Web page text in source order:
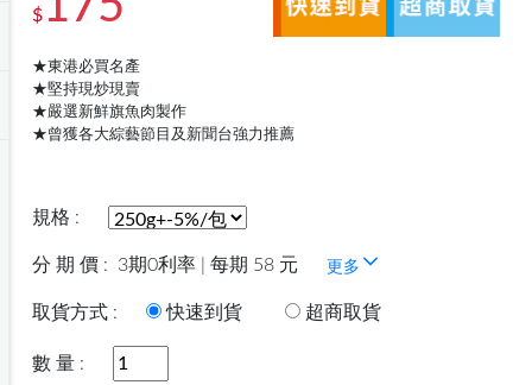
$
★東港必買名產
★堅持現炒現賣
★嚴選新鮮旗魚肉製作
★曾獲各大綜藝節目及新聞台強力推薦
規格 :
分 期 價 : 3期0利率 | 每期 58 元 更多
取貨方式 : 快速到貨 超商取貨
數 量 :